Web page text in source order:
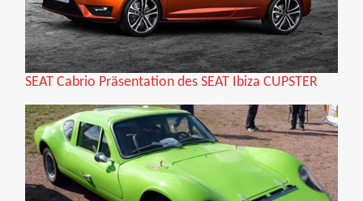
SEAT Cabrio Präsentation des SEAT Ibiza CUPSTER